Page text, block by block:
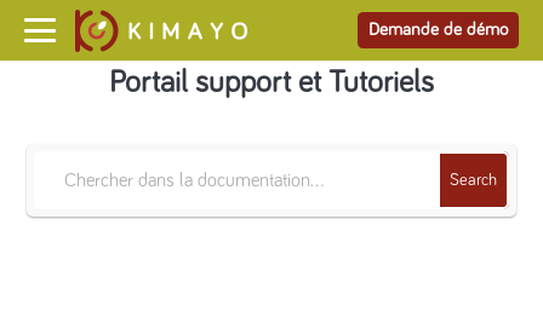
Demande de démo
Portail support et Tutoriels
Search